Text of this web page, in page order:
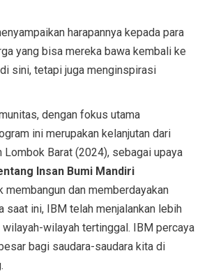
harapannya kepada para
yang bisa mereka bawa kembali ke
sini, tetapi juga menginspirasi
dengan fokus utama
ini merupakan kelanjutan dari
Barat (2024), sebagai upaya
Insan Bumi Mandiri
dan memberdayakan
ini, IBM telah menjalankan lebih
wilayah tertinggal. IBM percaya
bagi saudara-saudara kita di